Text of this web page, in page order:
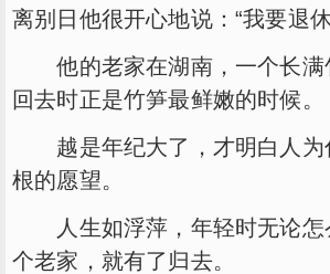
离别日他很开心地说：“我要退
他的老家在湖南，一个长满
回去时正是竹笋最鲜嫩的时候。
越是年纪大了，才明白人为
根的愿望。
人生如浮萍，年轻时无论怎
个老家，就有了归去。